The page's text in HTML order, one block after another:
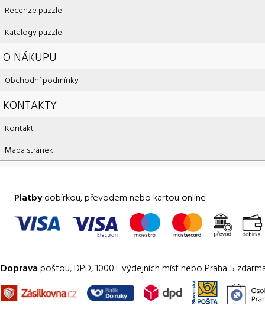
Recenze puzzle
Katalogy puzzle
O NÁKUPU
Obchodní podmínky
KONTAKTY
Kontakt
Mapa stránek
Platbydobírkou, převodem nebo kartou online
Doprava poštou, DPD, 1000+ výdejních míst nebo Praha 5